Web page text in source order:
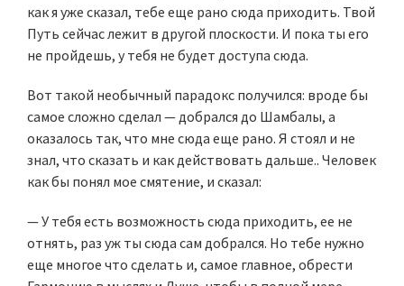
как я уже сказал, тебе еще рано сюда приходить. Твой
Путь сейчас лежит в другой плоскости. И пока ты его
не пройдешь, у тебя не будет доступа сюда.
Вот такой необычный парадокс получился: вроде бы
самое сложно сделал — добрался до Шамбалы, а
оказалось так, что мне сюда еще рано. Я стоял и не
знал, что сказать и как действовать дальше.. Человек
как бы понял мое смятение, и сказал:
— У тебя есть возможность сюда приходить, ее не
отнять, раз уж ты сюда сам добрался. Но тебе нужно
еще многое что сделать и, самое главное, обрести